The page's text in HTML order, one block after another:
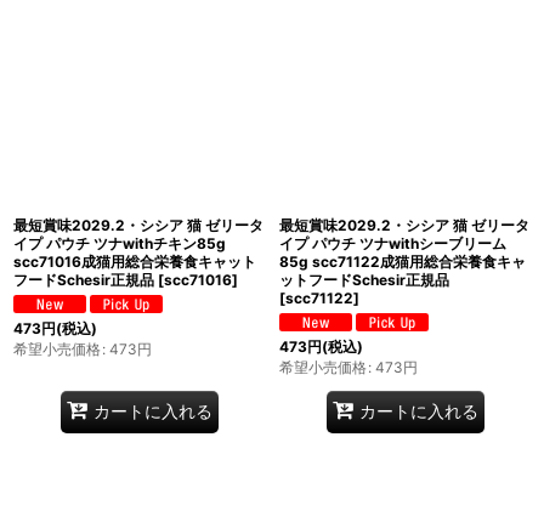
最短賞味2029.2・シシア 猫 ゼリータ
イプ パウチ ツナwithチキン85g
scc71016成猫用総合栄養食キャット
フードSchesir正規品 [scc71016]
473円(税込)
希望小売価格: 473円
カートに入れる
最短賞味2029.2・シシア 猫 ゼリータ
イプ パウチ ツナwithシーブリーム
85g scc71122成猫用総合栄養食キャ
ットフードSchesir正規品
[scc71122]
473円(税込)
希望小売価格: 473円
カートに入れる